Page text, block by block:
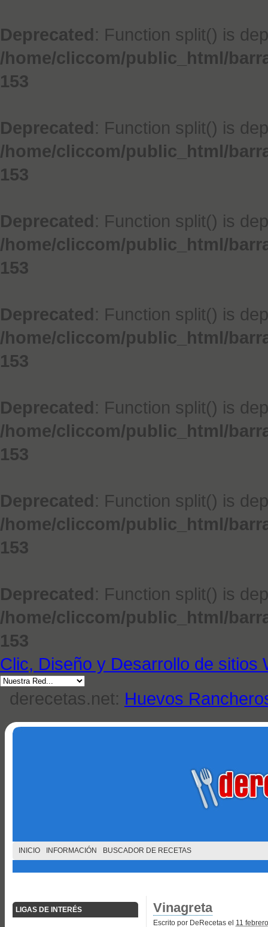
Deprecated: Function split() is
/home/cliccom/public_html/
153
Deprecated: Function split() is
/home/cliccom/public_html/
153
Deprecated: Function split() is
/home/cliccom/public_html/
153
Deprecated: Function split() is
/home/cliccom/public_html/
153
Deprecated: Function split() is
/home/cliccom/public_html/
153
Deprecated: Function split() is
/home/cliccom/public_html/
153
Deprecated: Function split() is
/home/cliccom/public_html/
153
Clic, Diseño y Desarrollo de sitios
derecetas.net: Huevos
INICIO INFORMACIÓN BUSCADOR DE RECETAS
LIGAS DE INTERÉS Vinagreta
Escrito por DeRecetas el 11